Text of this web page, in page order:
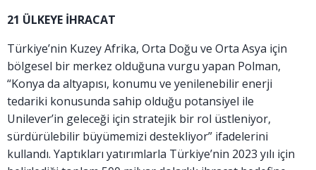
21 ÜLKEYE İHRACAT
Türkiye’nin Kuzey Afrika, Orta Doğu ve Orta Asya için
bölgesel bir merkez olduğuna vurgu yapan Polman,
“Konya da altyapısı, konumu ve yenilenebilir enerji
tedariki konusunda sahip olduğu potansiyel ile
Unilever’in geleceği için stratejik bir rol üstleniyor,
sürdürülebilir büyümemizi destekliyor” ifadelerini
kullandı. Yaptıkları yatırımlarla Türkiye’nin 2023 yılı için